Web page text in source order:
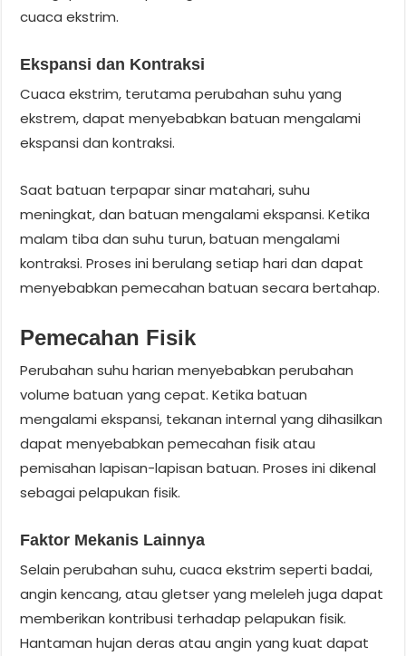
cuaca ekstrim.
Ekspansi dan Kontraksi
Cuaca ekstrim, terutama perubahan suhu yang
ekstrem, dapat menyebabkan batuan mengalami
ekspansi dan kontraksi.
Saat batuan terpapar sinar matahari, suhu
meningkat, dan batuan mengalami ekspansi. Ketika
malam tiba dan suhu turun, batuan mengalami
kontraksi. Proses ini berulang setiap hari dan dapat
menyebabkan pemecahan batuan secara bertahap.
Pemecahan Fisik
Perubahan suhu harian menyebabkan perubahan
volume batuan yang cepat. Ketika batuan
mengalami ekspansi, tekanan internal yang dihasilkan
dapat menyebabkan pemecahan fisik atau
pemisahan lapisan-lapisan batuan. Proses ini dikenal
sebagai pelapukan fisik.
Faktor Mekanis Lainnya
Selain perubahan suhu, cuaca ekstrim seperti badai,
angin kencang, atau gletser yang meleleh juga dapat
memberikan kontribusi terhadap pelapukan fisik.
Hantaman hujan deras atau angin yang kuat dapat